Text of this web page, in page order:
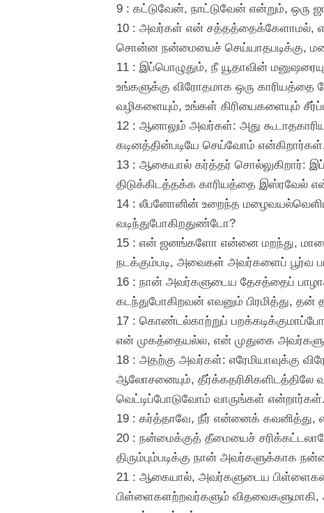
9 : கட்டுவேன், நாட்டுவேன் என்றும், ஒரு
10 : அவர்கள் என் சத்தத்தைக்கேளாமல்,
சொன்ன நன்மையைச் செய்யாதபடிக்கு,
11 : இப்பொழுதும், நீ யூதாவின்
உங்களுக்கு விரோதமாக ஒரு
வழிகளையும், உங்கள் கிரியைகளையும்
12 : ஆனாலும் அவர்கள்: அது
கடினத்தின்படியே செய்வோம்
13 : ஆகையால் கர்த்தர் சொல்லுகிறார்:
திடுக்கிடத்தக்க காரியத்தை இஸ்ரவேல்
14 : லீபனோனின் உறைந்த
வடிந்துபோகிறதுண்டோ?
15 : என் ஜனங்களோ என்னை மறந்து,
நடக்கும்படி, அவைகள் அவர்களைப் பூர்வ
16 : நான் அவர்களுடைய தேசத்தைப்
கடந்துபோகிறவன் எவனும் பிரமித்து,
17 : கொண்டல்காற்றுப்
என் முகத்தையல்ல, என் முதுகை
18 : அதற்கு அவர்கள்: எரேமியாவுக்கு
ஆலோசனையும்,
வெட்டிப்போடுவோம் வாருங்கள் என்றார்கள்.
19 : கர்த்தாவே, நீர் என்னைக்
20 : நன்மைக்குத் தீமையைச்
திரும்பும்படிக்கு நான் அவர்களுக்காக
21 : ஆகையால், அவர்களுடைய
பிள்ளைகளற்றவர்களும்